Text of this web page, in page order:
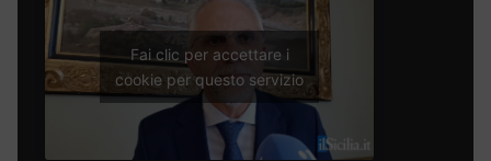
Fai clic per accettare i
cookie per questo servizio